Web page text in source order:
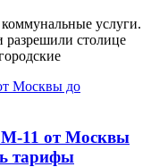
услуги.
разрешили столице
М-11 от Москвы
тарифы